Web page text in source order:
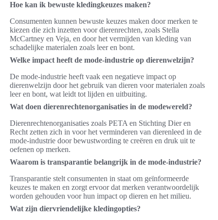
Hoe kan ik bewuste kledingkeuzes maken?
Consumenten kunnen bewuste keuzes maken door merken te
kiezen die zich inzetten voor dierenrechten, zoals Stella
McCartney en Veja, en door het vermijden van kleding van
schadelijke materialen zoals leer en bont.
Welke impact heeft de mode-industrie op dierenwelzijn?
De mode-industrie heeft vaak een negatieve impact op
dierenwelzijn door het gebruik van dieren voor materialen zoals
leer en bont, wat leidt tot lijden en uitbuiting.
Wat doen dierenrechtenorganisaties in de modewereld?
Dierenrechtenorganisaties zoals PETA en Stichting Dier en
Recht zetten zich in voor het verminderen van dierenleed in de
mode-industrie door bewustwording te creëren en druk uit te
oefenen op merken.
Waarom is transparantie belangrijk in de mode-industrie?
Transparantie stelt consumenten in staat om geïnformeerde
keuzes te maken en zorgt ervoor dat merken verantwoordelijk
worden gehouden voor hun impact op dieren en het milieu.
Wat zijn diervriendelijke kledingopties?